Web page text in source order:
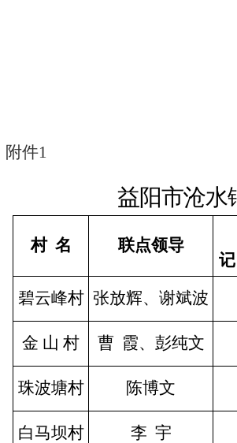
附件1
益阳市沧水
村 名 联点领导
记
碧云峰村 张放辉、谢斌波
金 山 村 曹 霞、彭纯文
珠波塘村 陈博文
白马坝村 李 宇